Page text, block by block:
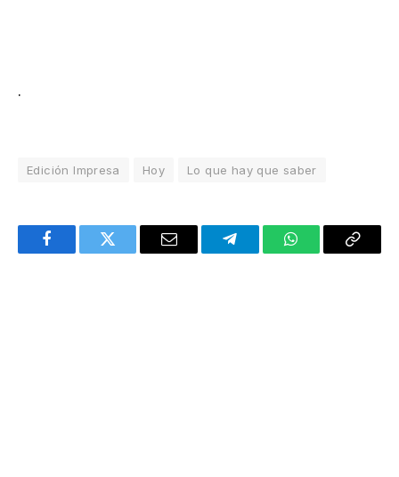
.
Edición Impresa Hoy Lo que hay que saber
FacebookTwitter Email TelegramWhatsAppCopy